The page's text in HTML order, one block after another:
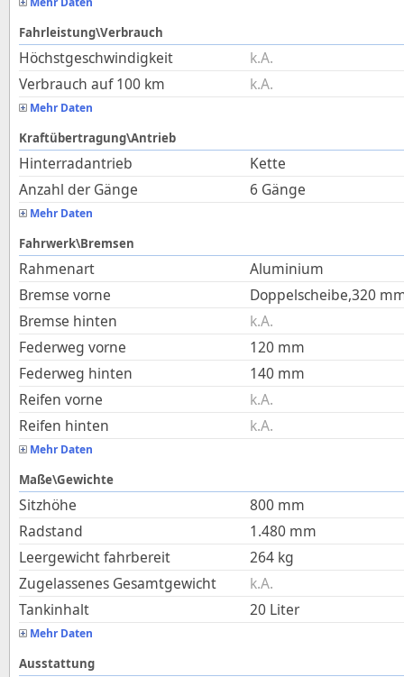
Fahrleistung\Verbrauch
Höchstgeschwindigkeit
k.A.
Verbrauch auf 100 km
k.A.
Mehr Daten
Kraftübertragung\Antrieb
Hinterradantrieb
Kette
Anzahl der Gänge
6 Gänge
Mehr Daten
Fahrwerk\Bremsen
Rahmenart
Aluminium
Bremse vorne
Doppelscheibe,320
Bremse hinten
k.A.
Federweg vorne
120 mm
Federweg hinten
140 mm
Reifen vorne
k.A.
Reifen hinten
k.A.
Mehr Daten
Maße\Gewichte
Sitzhöhe 800 mm
Radstand
1.480 mm
Leergewicht fahrbereit
264 kg
Zugelassenes Gesamtgewicht
k.A.
Tankinhalt
20 Liter
Mehr Daten
Ausstattung